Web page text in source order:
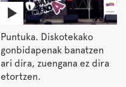
Puntuka. Diskotekako
gonbidapenak banatzen
ari dira, zuengana ez dira
etortzen.